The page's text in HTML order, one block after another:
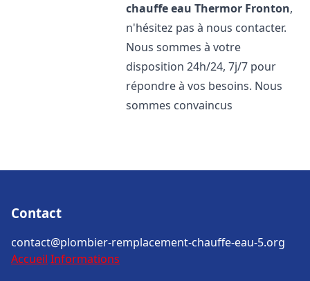
chauffe eau Thermor Fronton,
n'hésitez pas à nous contacter.
Nous sommes à votre
disposition 24h/24, 7j/7 pour
répondre à vos besoins. Nous
sommes convaincus
Contact
contact@plombier-remplacement-chauffe-eau-5.org
Accueil Informations